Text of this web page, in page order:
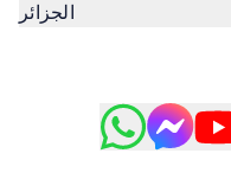
الجزائر